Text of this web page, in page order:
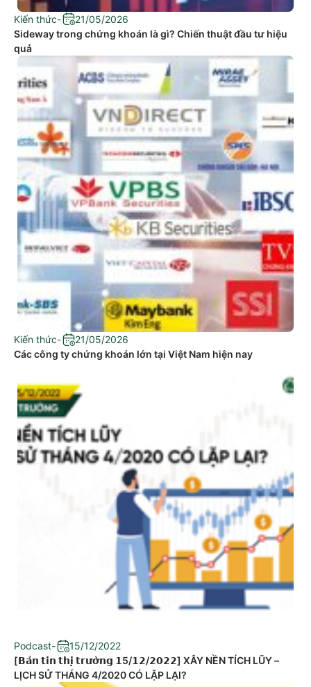
Kiến thức-
21/05/2026
Sideway trong chứng khoán là gì? Chiến thuật đầu tư hiệu
quả
Kiến thức-
21/05/2026
Các công ty chứng khoán lớn tại Việt Nam hiện nay
Podcast-
15/12/2022
[𝗕𝗮̉𝗻 𝘁𝗶𝗻 𝘁𝗵𝗶̣ 𝘁𝗿𝘂̛𝗼̛̀𝗻𝗴 𝟭5/𝟭𝟮/𝟮𝟬𝟮𝟮] XÂY NỀN TÍCH LŨY –
LỊCH SỬ THÁNG 4/2020 CÓ LẶP LẠI?